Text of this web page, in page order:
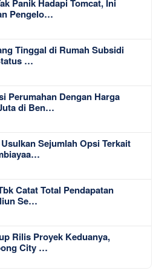
Panik Hadapi Tomcat, Ini
Pengelo…
Tinggal di Rumah Subsidi
…
Perumahan Dengan Harga
di Ben…
Sejumlah Opsi Terkait
Catat Total Pendapatan
Se…
Rilis Proyek Keduanya,
City …